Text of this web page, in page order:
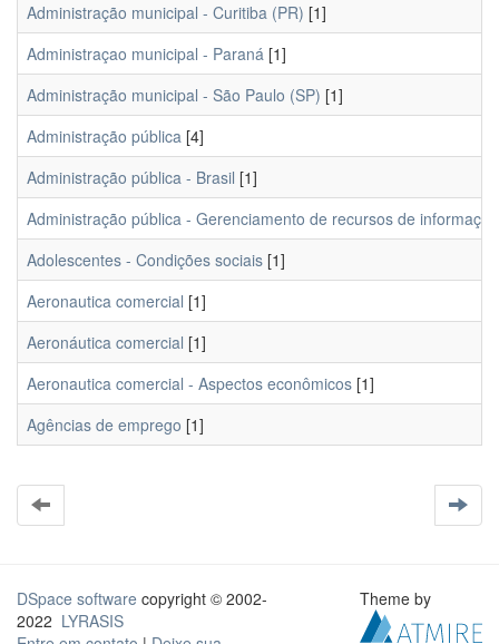
Administração municipal - Curitiba (PR) [1]
Administraçao municipal - Paraná [1]
Administração municipal - São Paulo (SP) [1]
Administração pública [4]
Administração pública - Brasil [1]
Administração pública - Gerenciamento de recursos de informação
Adolescentes - Condições sociais [1]
Aeronautica comercial [1]
Aeronáutica comercial [1]
Aeronautica comercial - Aspectos econômicos [1]
Agências de emprego [1]
DSpace software copyright © 2002-
2022 LYRASIS
Theme by